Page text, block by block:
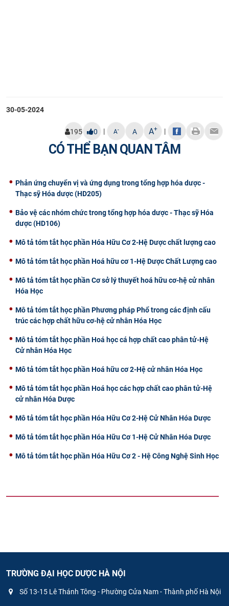
30-05-2024
195 0 | A- A A+ |
CÓ THỂ BẠN QUAN TÂM
Phản ứng chuyển vị và ứng dụng trong tổng hợp hóa dược -
Thạc sỹ Hóa dược (HD205)
Bảo vệ các nhóm chức trong tổng hợp hóa dược - Thạc sỹ Hóa
dược (HD106)
Mô tả tóm tắt học phần Hóa Hữu Cơ 2-Hệ Dược chất lượng cao
Mô tả tóm tắt học phần Hoá hữu cơ 1-Hệ Dược Chất Lượng cao
Mô tả tóm tắt học phần Cơ sở lý thuyết hoá hữu cơ-hệ cử nhân
Hóa Học
Mô tả tóm tắt học phần Phương pháp Phổ trong các định cấu
trúc các hợp chất hữu cơ-hệ cử nhân Hóa Học
Mô tả tóm tắt học phần Hoá học cá hợp chất cao phân tử-Hệ
Cử nhân Hóa Học
Mô tả tóm tắt học phần Hoá hữu cơ 2-Hệ cử nhân Hóa Học
Mô tả tóm tắt học phần Hoá học các hợp chất cao phân tử-Hệ
cử nhân Hóa Dược
Mô tả tóm tắt học phần Hóa Hữu Cơ 2-Hệ Cử Nhân Hóa Dược
Mô tả tóm tắt học phần Hóa Hữu Cơ 1-Hệ Cử Nhân Hóa Dược
Mô tả tóm tắt học phần Hóa Hữu Cơ 2 - Hệ Công Nghệ Sinh Học
TRƯỜNG ĐẠI HỌC DƯỢC HÀ NỘI
Số 13-15 Lê Thánh Tông - Phường Cửa Nam - Thành phố Hà Nội